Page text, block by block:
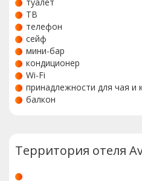
туалет
ТВ
телефон
сейф
мини-бар
кондиционер
Wi-Fi
принадлежности для чая и
балкон
Территория отеля